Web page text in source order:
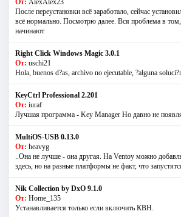
От: AlexAlex23
После переустановки всё заработало, сейчас
всё нормально. Посмотрю далее. Вся проблема в
начинают
Right Click Windows Magic 3.0.1
От: uschi21
Hola, buenos d?as, archivo no ejecutable, ?alguna
KeyCtrl Professional 2.201
От: iuraf
Лучшая программа - Key Manager Но давно не
MultiOS-USB 0.13.0
От: heavyg
..Она не лучше - она другая. На Ventoy можно
здесь, но на разные платформы не факт, что
Nik Collection by DxO 9.1.0
От: Home_135
Устанавливается только если включить КВН.